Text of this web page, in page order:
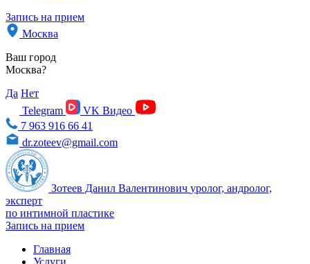
Запись на прием
Москва
Ваш город
Москва?
Да Нет
Telegram
VK Видео
7 963 916 66 41
dr.zoteev@gmail.com
Зотеев Данил Валентинович уролог, андролог,
эксперт
по интимной пластике
Запись на прием
Главная
Услуги